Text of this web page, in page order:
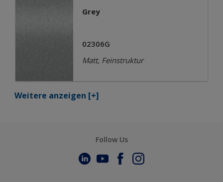
Grey
02306G
Matt, Feinstruktur
Weitere anzeigen [+]
Follow Us